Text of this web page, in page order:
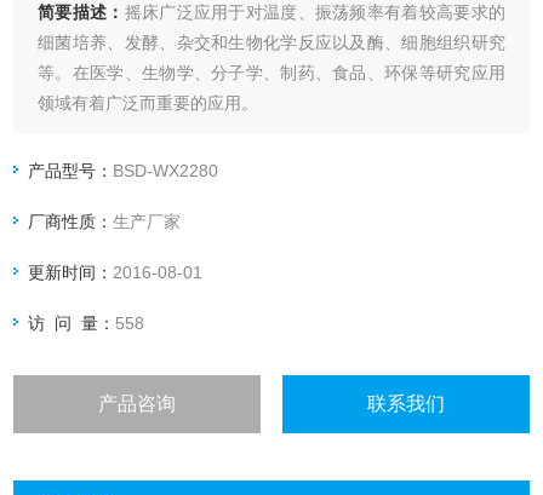
简要描述： 摇床广泛应用于对温度、振荡频率有着较高要求的
细菌培养、发酵、杂交和生物化学反应以及酶、细胞组织研究
等。在医学、生物学、分子学、制药、食品、环保等研究应用
领域有着广泛而重要的应用。
产品型号： BSD-WX2280
厂商性质：生产厂家
更新时间： 2016-08-01
访 问 量： 558
产品咨询 联系我们